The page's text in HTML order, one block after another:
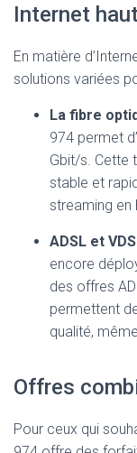
Internet
En matière
solutions variées
La fibre
974 permet
Gbit/s. Cette
stable et
streaming en
ADSL et
encore
des offres
permettent
qualité,
Offres
Pour ceux qui